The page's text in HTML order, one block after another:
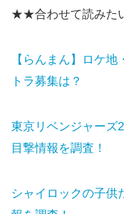
★★合わせて読み
【らんまん】ロケ
トラ募集は？
東京リベンジャーズ
目撃情報を調査！
シャイロックの子供